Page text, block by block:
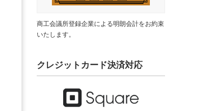
商工会議所登録企業による明朗会計をお約束
いたします。
クレジットカード決済対応